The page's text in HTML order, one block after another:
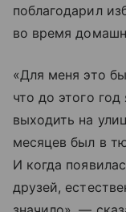
поблагодарил
во время
«Для меня это
что до этого
выходить на
месяцев был в
И когда
друзей,